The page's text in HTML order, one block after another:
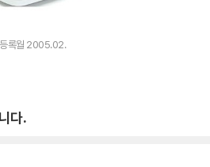
등록월 2005.02.
다.